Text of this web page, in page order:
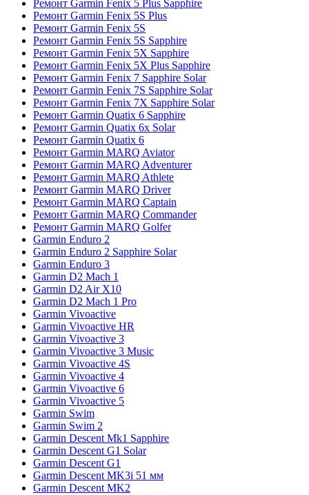
Ремонт Garmin Fenix 5 Plus Sapphire
Ремонт Garmin Fenix 5S Plus
Ремонт Garmin Fenix 5S
Ремонт Garmin Fenix 5S Sapphire
Ремонт Garmin Fenix 5X Sapphire
Ремонт Garmin Fenix 5X Plus Sapphire
Ремонт Garmin Fenix 7 Sapphire Solar
Ремонт Garmin Fenix 7S Sapphire Solar
Ремонт Garmin Fenix 7X Sapphire Solar
Ремонт Garmin Quatix 6 Sapphire
Ремонт Garmin Quatix 6x Solar
Ремонт Garmin Quatix 6
Ремонт Garmin MARQ Aviator
Ремонт Garmin MARQ Adventurer
Ремонт Garmin MARQ Athlete
Ремонт Garmin MARQ Driver
Ремонт Garmin MARQ Captain
Ремонт Garmin MARQ Commander
Ремонт Garmin MARQ Golfer
Garmin Enduro 2
Garmin Enduro 2 Sapphire Solar
Garmin Enduro 3
Garmin D2 Mach 1
Garmin D2 Air X10
Garmin D2 Mach 1 Pro
Garmin Vivoactive
Garmin Vivoactive HR
Garmin Vivoactive 3
Garmin Vivoactive 3 Music
Garmin Vivoactive 4S
Garmin Vivoactive 4
Garmin Vivoactive 6
Garmin Vivoactive 5
Garmin Swim
Garmin Swim 2
Garmin Descent Mk1 Sapphire
Garmin Descent G1 Solar
Garmin Descent G1
Garmin Descent MK3i 51 мм
Garmin Descent MK2